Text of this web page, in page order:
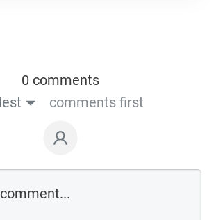
0 comments
comments first